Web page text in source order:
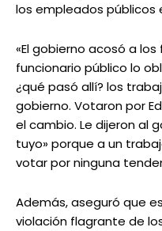
los empleados públicos
«El gobierno acosó a
funcionario público lo
¿qué pasó allí? los
gobierno. Votaron por
el cambio. Le dijeron al
tuyo» porque a un
votar por ninguna
Además, aseguró que
violación flagrante de